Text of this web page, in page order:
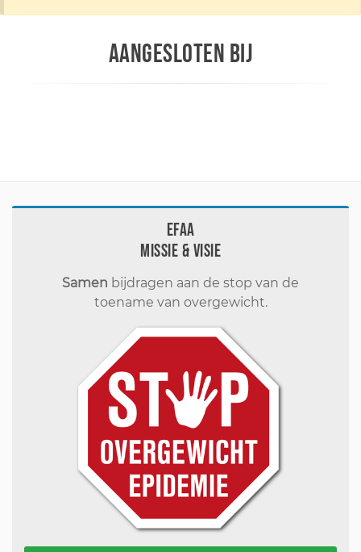
AANGESLOTEN BIJ
EFAA
Missie & visie
Samen bijdragen aan de stop van de
toename van overgewicht.